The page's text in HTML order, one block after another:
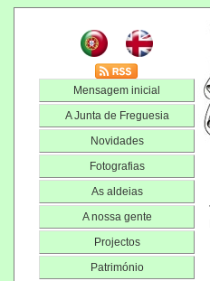
Mensagem inicial
A Junta de Freguesia
Novidades
Fotografias
As aldeias
A nossa gente
Projectos
Património